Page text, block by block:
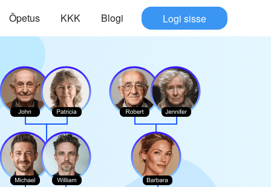
Õpetus KKK Blogi Logi sisse